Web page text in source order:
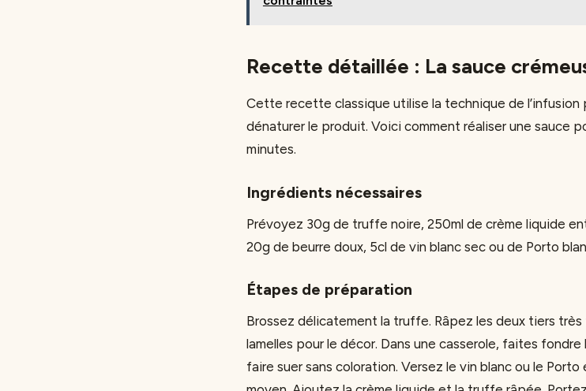
Recette détaillée : La sauce
Cette recette classique utilise la technique de l’infusion
dénaturer le produit. Voici comment réaliser une sauce
minutes.
Ingrédients nécessaires
Prévoyez 30g de truffe noire, 250ml de crème liquide
20g de beurre doux, 5cl de vin blanc sec ou de Porto
Étapes de préparation
Brossez délicatement la truffe. Râpez les deux tiers
lamelles pour le décor. Dans une casserole, faites
faire suer sans coloration. Versez le vin blanc ou le